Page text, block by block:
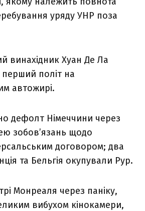
уряду УНР поза
винахідник Хуан Де Ла
перший політ на
автожирі.
дефолт Німеччини через
зобов’язань щодо
договором; два
та Бельгія окупували Рур.
Монреаля через паніку,
вибухом кінокамери,